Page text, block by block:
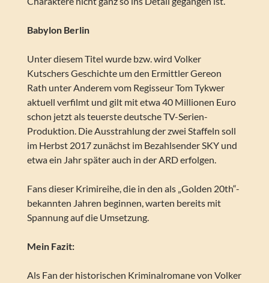
Babylon Berlin
Unter diesem Titel wurde bzw. wird Volker
Kutschers Geschichte um den Ermittler Gereon
Rath unter Anderem vom Regisseur Tom Tykwer
aktuell verfilmt und gilt mit etwa 40 Millionen Euro
schon jetzt als teuerste deutsche TV-Serien-
Produktion. Die Ausstrahlung der zwei Staffeln soll
im Herbst 2017 zunächst im Bezahlsender SKY und
etwa ein Jahr später auch in der ARD erfolgen.
Fans dieser Krimireihe, die in den als „Golden 20th“-
bekannten Jahren beginnen, warten bereits mit
Spannung auf die Umsetzung.
Mein Fazit:
Als Fan der historischen Kriminalromane von Volker